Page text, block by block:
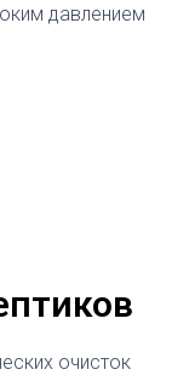
давлением
очисток